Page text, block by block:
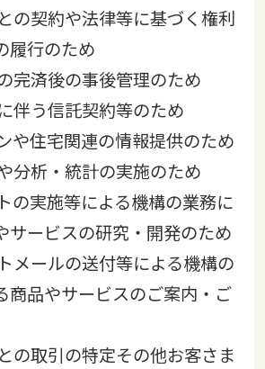
契約や法律等に基づく権利
履行のため
済後の事後管理のため
う信託契約等のため
住宅関連の情報提供のため
析・統計の実施のため
実施等による機構の業務に
サービスの研究・開発のため
ールの送付等による機構の
商品やサービスのご案内・ご
取引の特定その他お客さま